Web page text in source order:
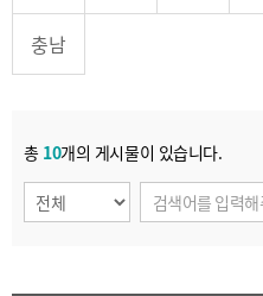
충남
총 10개의 게시물이 있습니다.